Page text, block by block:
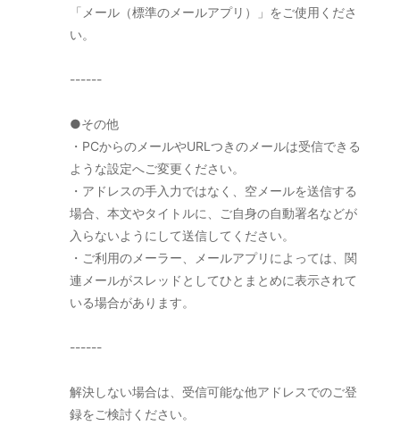
「メール（標準のメールアプリ）」をご使用くださ
い。
------
●その他
・PCからのメールやURLつきのメールは受信できる
ような設定へご変更ください。
・アドレスの手入力ではなく、空メールを送信する
場合、本文やタイトルに、ご自身の自動署名などが
入らないようにして送信してください。
・ご利用のメーラー、メールアプリによっては、関
連メールがスレッドとしてひとまとめに表示されて
いる場合があります。
------
解決しない場合は、受信可能な他アドレスでのご登
録をご検討ください。